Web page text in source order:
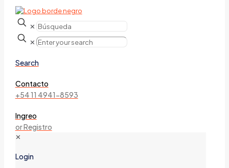
✕
✕
Search
Contacto
+54 11 4941-8593
Ingreo
or Registro
✕
Login